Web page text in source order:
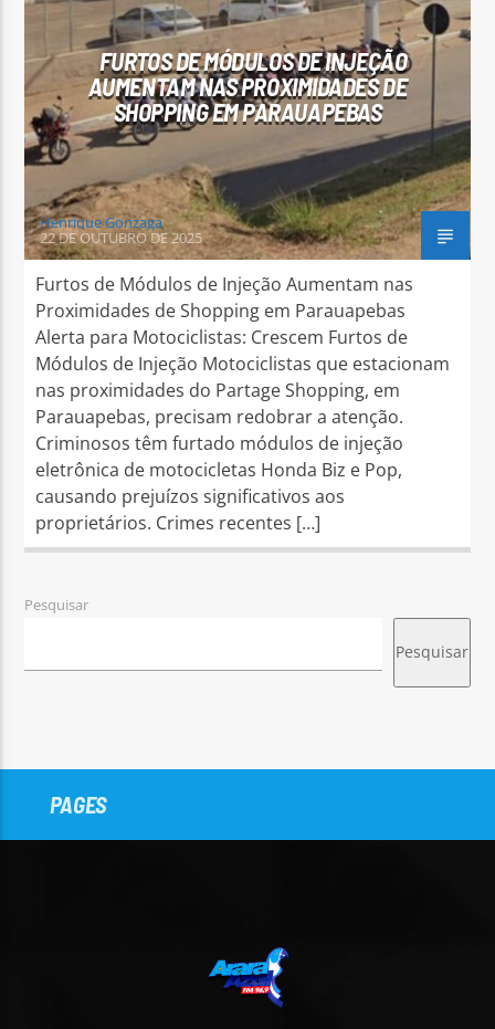
Arara Azul FM
FURTOS DE MÓDULOS DE INJEÇÃO
AUMENTAM NAS PROXIMIDADES DE
SHOPPING EM PARAUAPEBAS
Henrique Gonzaga
22 DE OUTUBRO DE 2025
Furtos de Módulos de Injeção Aumentam nas
Proximidades de Shopping em Parauapebas
Alerta para Motociclistas: Crescem Furtos de
Módulos de Injeção Motociclistas que estacionam
nas proximidades do Partage Shopping, em
Parauapebas, precisam redobrar a atenção.
Criminosos têm furtado módulos de injeção
eletrônica de motocicletas Honda Biz e Pop,
causando prejuízos significativos aos
proprietários. Crimes recentes […]
Pesquisar
Pesquisar
PAGES